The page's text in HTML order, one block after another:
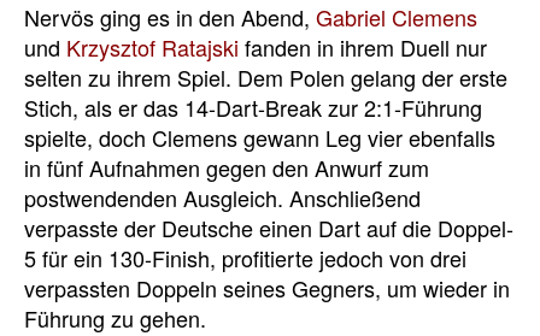
Nervös ging es in den Abend, Gabriel Clemens
und Krzysztof Ratajski fanden in ihrem Duell nur
selten zu ihrem Spiel. Dem Polen gelang der erste
Stich, als er das 14-Dart-Break zur 2:1-Führung
spielte, doch Clemens gewann Leg vier ebenfalls
in fünf Aufnahmen gegen den Anwurf zum
postwendenden Ausgleich. Anschließend
verpasste der Deutsche einen Dart auf die Doppel-
5 für ein 130-Finish, profitierte jedoch von drei
verpassten Doppeln seines Gegners, um wieder in
Führung zu gehen.